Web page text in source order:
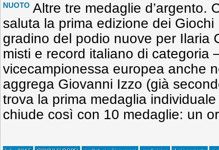
NUOTO Altre tre medaglie d’argento.
saluta la prima edizione dei
gradino del podio nuove per Ilaria
misti e record italiano di categoria
vicecampionessa europea anche
aggrega Giovanni Izzo (già
trova la prima medaglia individuale
chiude così con 10 medaglie: un